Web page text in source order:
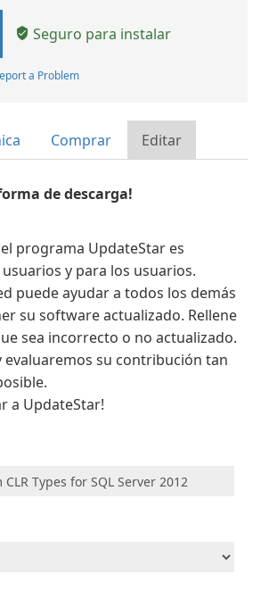
Seguro para instalar
a Problem
Comprar Editar
de descarga!
programa UpdateStar es
y para los usuarios.
puede ayudar a todos los demás
su software actualizado. Rellene
sea incorrecto o no actualizado.
evaluaremos su contribución tan
a UpdateStar!